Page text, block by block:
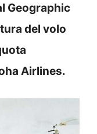
Geographic
del volo
Airlines.